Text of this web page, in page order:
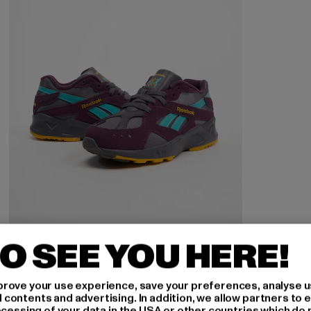
REEBOK
Aztrek
48,30 EUR
Derzeitiger Preis: 48,30 EUR
114,99 EURAktionspreis: 114,99 EUR
SEE YOU HERE!
your use experience, save your preferences, analyse
and advertising. In addition, we allow partners to